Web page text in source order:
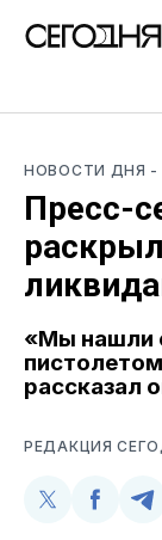
НОВОСТИ ДНЯ -
Пресс-
«Мы нашли
рассказал
РЕДАКЦИЯ
Поделиться